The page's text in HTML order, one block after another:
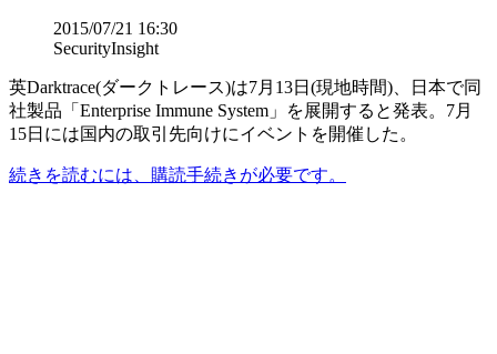
2015/07/21 16:30
SecurityInsight
英Darktrace(ダークトレース)は7月13日(現地時間)、日本で同
社製品「Enterprise Immune System」を展開すると発表。7月
15日には国内の取引先向けにイベントを開催した。
続きを読むには、購読手続きが必要です。